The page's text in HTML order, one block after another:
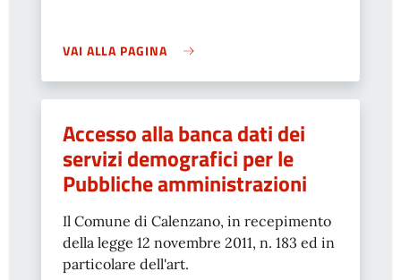
VAI ALLA PAGINA
Accesso alla banca dati dei
servizi demografici per le
Pubbliche amministrazioni
Il Comune di Calenzano, in recepimento
della legge 12 novembre 2011, n. 183 ed in
particolare dell'art.